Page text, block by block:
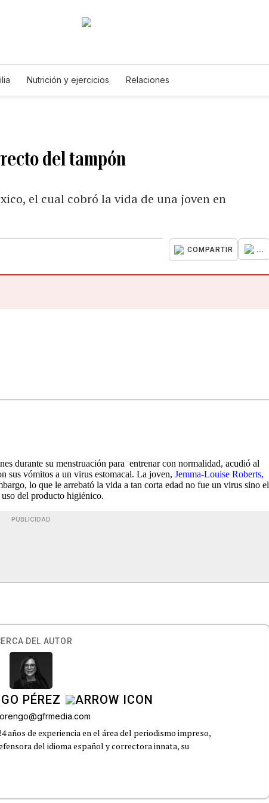
Nutrición y ejercicios Relaciones
del tampón
el cual cobró la vida de una joven en
COMPARTIR ...
durante su menstruación para entrenar con normalidad, acudió al
sus vómitos a un virus estomacal. La joven,Jemma-Louise Roberts,
lo que le arrebató la vida a tan corta edad no fue un virus sino el
del producto higiénico.
PUBLICIDAD
DEL AUTOR
PÉREZ
años de experiencia en el área del periodismo impreso,
del idioma español y correctora innata, su